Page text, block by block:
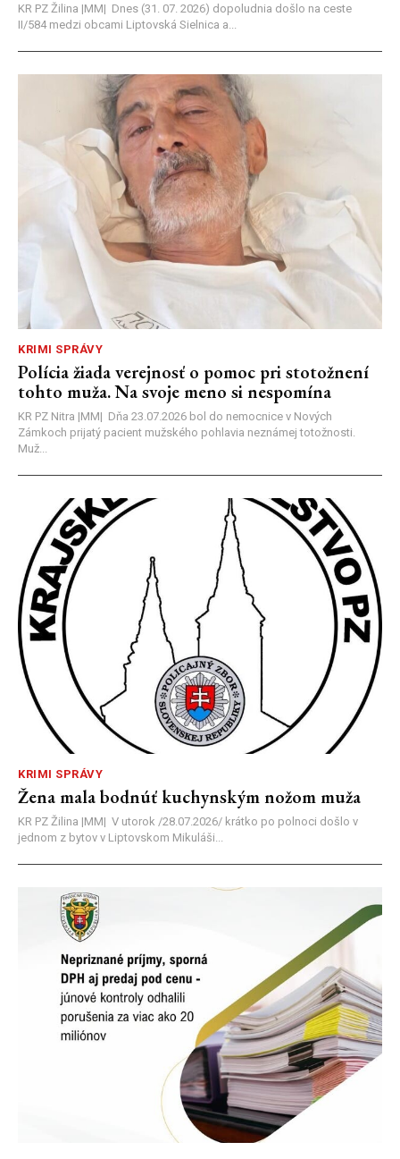
KR PZ Žilina |MM| Dnes (31. 07. 2026) dopoludnia došlo na ceste
II/584 medzi obcami Liptovská Sielnica a...
KRIMI SPRÁVY
Polícia žiada verejnosť o pomoc pri stotožnení
tohto muža. Na svoje meno si nespomína
KR PZ Nitra |MM| Dňa 23.07.2026 bol do nemocnice v Nových
Zámkoch prijatý pacient mužského pohlavia neznámej totožnosti.
Muž...
KRIMI SPRÁVY
Žena mala bodnúť kuchynským nožom muža
KR PZ Žilina |MM| V utorok /28.07.2026/ krátko po polnoci došlo v
jednom z bytov v Liptovskom Mikuláši...